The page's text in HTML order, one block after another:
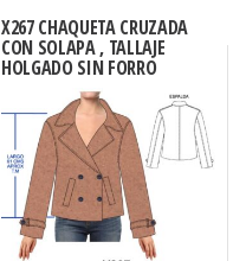
hasta
$8.900
múltiples
variantes.
Las
opciones
se
pueden
elegir
X267 CHAQUETA CRUZADA
CON SOLAPA , TALLAJE
HOLGADO SIN FORRO